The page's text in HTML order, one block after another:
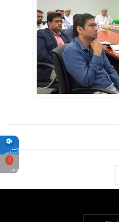
قائمة
الموظفين
الطلبة